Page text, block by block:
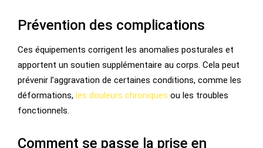
Prévention des complications
Ces équipements corrigent les anomalies posturales et
apportent un soutien supplémentaire au corps. Cela peut
prévenir l’aggravation de certaines conditions, comme les
déformations, les douleurs chroniques ou les troubles
fonctionnels.
Comment se passe la prise en